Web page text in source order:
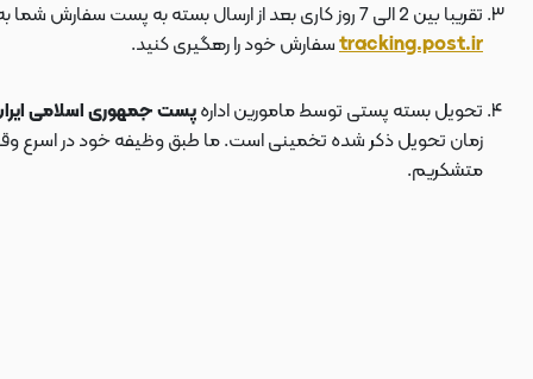
تقریبا بین 2 الی 7 روز کاری بعد از ارسال بسته به پست سفارش شما به دستتان می رسد . بعد از ارسال بسته به پست ، کد مرسوله هم برای شما پیامک می شود که توسط آن می توانید در سایت پست به نشانی
tracking.post.irسفارش خود را رهگیری کنید.
تحویل بسته پستی توسط مامورین ادارهپست جمهوری اسلامی
زمان تحویل ذکر شده تخمینی است. ما طبق وظیفه خود در اسرع وقت
متشکریم.